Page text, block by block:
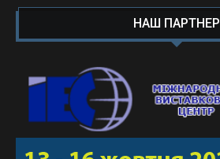
НАШ ПАРТНЕР